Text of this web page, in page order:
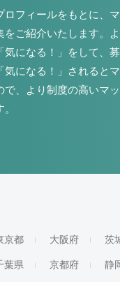
ロフィールをもとに、
をご紹介いたします。よ
気になる！」をして、
気になる！」されると
で、より制度の高いマ
京都 大阪府 茨
葉県 京都府 静